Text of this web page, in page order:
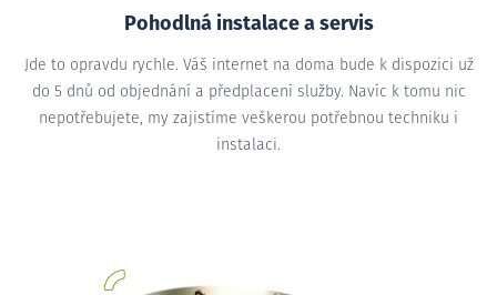
Pohodlná instalace a servis
Jde to opravdu rychle. Váš internet na doma bude k dispozici už
do 5 dnů od objednání a předplacení služby. Navíc k tomu nic
nepotřebujete, my zajistíme veškerou potřebnou techniku i
instalaci.